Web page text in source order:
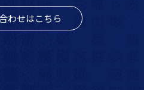
わせはこちら